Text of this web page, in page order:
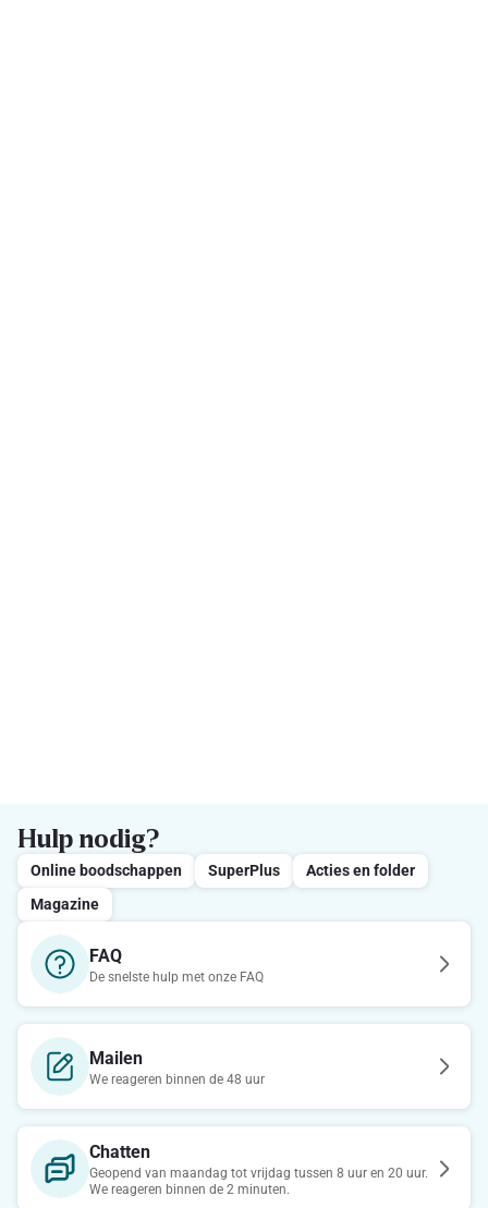
Hulp nodig?
Online boodschappen SuperPlus
Acties en folder
Magazine
FAQ
De snelste hulp met onze FAQ
Mailen
We reageren binnen de 48 uur
Chatten
Geopend van maandag tot vrijdag tussen 8 uur en 20 uur.
We reageren binnen de 2 minuten.